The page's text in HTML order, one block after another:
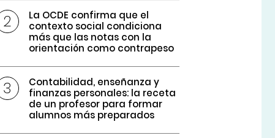
La OCDE confirma que el
contexto social condiciona
más que las notas con la
orientación como contrapeso
Contabilidad, enseñanza y
finanzas personales: la receta
de un profesor para formar
alumnos más preparados